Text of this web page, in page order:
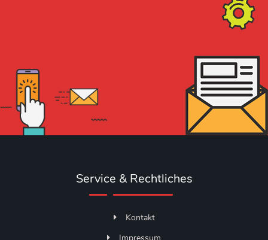
Service & Rechtliches
Kontakt